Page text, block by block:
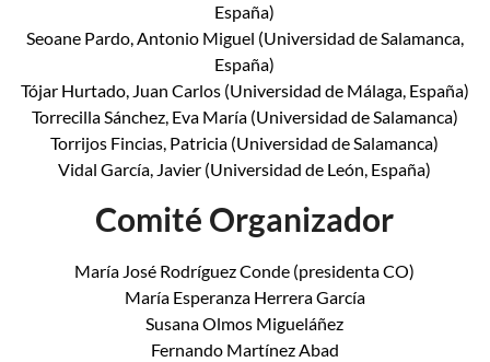
España)
Seoane Pardo, Antonio Miguel (Universidad de Salamanca,
España)
Tójar Hurtado, Juan Carlos (Universidad de Málaga, España)
Torrecilla Sánchez, Eva María (Universidad de Salamanca)
Torrijos Fincias, Patricia (Universidad de Salamanca)
Vidal García, Javier (Universidad de León, España)
Comité Organizador
María José Rodríguez Conde (presidenta CO)
María Esperanza Herrera García
Susana Olmos Migueláñez
Fernando Martínez Abad